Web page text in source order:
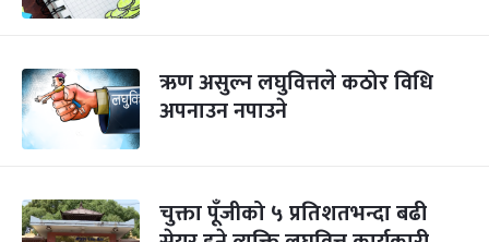
ऋण असुल्न लघुवित्तले कठोर विधि
अपनाउन नपाउने
चुक्ता पूँजीको ५ प्रतिशतभन्दा बढी